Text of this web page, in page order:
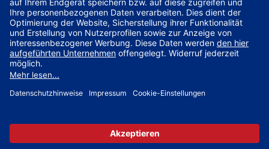
ABONNIERE JETZT DEN KOSTENLOSEN HSVH FANSHOP
NEWSLETTER UND VERPASSE KEINE NEUIGKEIT ODER
AKTION MEHR.
JETZT ANMELDEN